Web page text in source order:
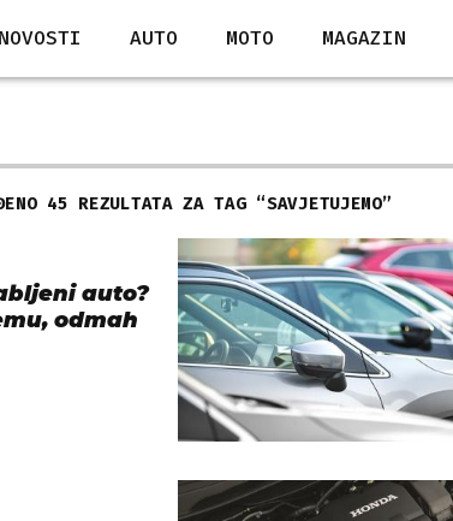
NOVOSTI AUTO MOTO MAGAZIN
45 REZULTATA ZA TAG “SAVJETUJEMO”
auto?
odmah